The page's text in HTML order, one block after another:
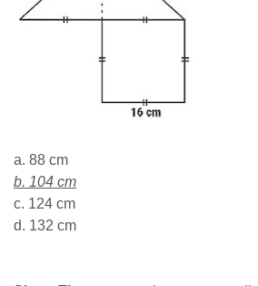
a. 88 cm
b. 104 cm
c. 124 cm
d. 132 cm